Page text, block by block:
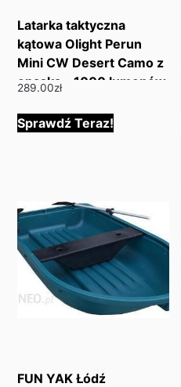
Latarka taktyczna
kątowa Olight Perun
Mini CW Desert Camo z
opaską – 1000 lumenów
289.00zł
Sprawdź Teraz!
FUN YAK Łódź